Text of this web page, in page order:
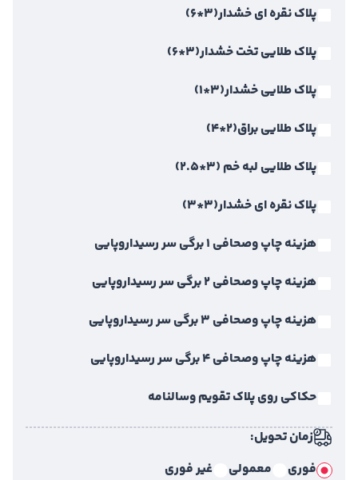
پلاک نقره ای خشدار(3*6)
پلاک طلایی تخت خشدار(3*6)
پلاک طلایی خشدار(3*1)
پلاک طلایی براق(2*4)
پلاک طلایی لبه خم (3*2.5)
پلاک نقره ای خشدار(3*3)
هزینه چاپ وصحافی 1 برگی سر رسیداروپایی
هزینه چاپ وصحافی 2 برگی سر رسیداروپایی
هزینه چاپ وصحافی 3 برگی سر رسیداروپایی
هزینه چاپ وصحافی 4 برگی سر رسیداروپایی
حکاکی روی پلاک تقویم وسالنامه
زمان تحویل:
فوری
معمولی غیر فوری